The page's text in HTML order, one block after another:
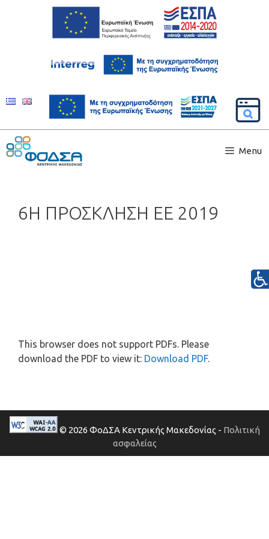
Menu
6Η ΠΡΟΣΚΛΗΣΗ ΕΕ 2019
This browser does not support PDFs. Please
download the PDF to view it: Download PDF.
© 2026 ΦοΔΣΑ Κεντρικής Μακεδονίας - Πολιτική
ασφαλείας